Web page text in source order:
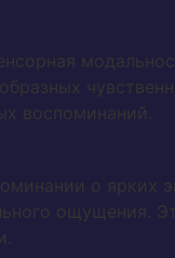
воспоминаний.
о
ощущения.